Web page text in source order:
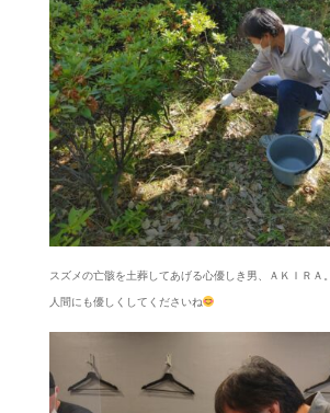
スズメの亡骸を土葬してあげる心優しき男、ＡＫＩＲＡ。
人間にも優しくしてくださいね